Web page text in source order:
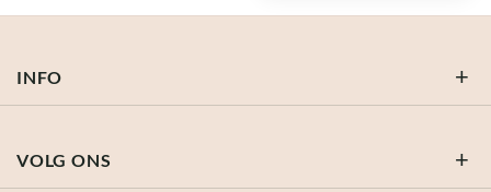
INFO
VOLG ONS